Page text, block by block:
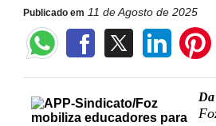
Publicado em 11 de Agosto de 2025